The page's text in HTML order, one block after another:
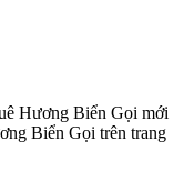
Hương Biển Gọi mới
Biển Gọi trên trang